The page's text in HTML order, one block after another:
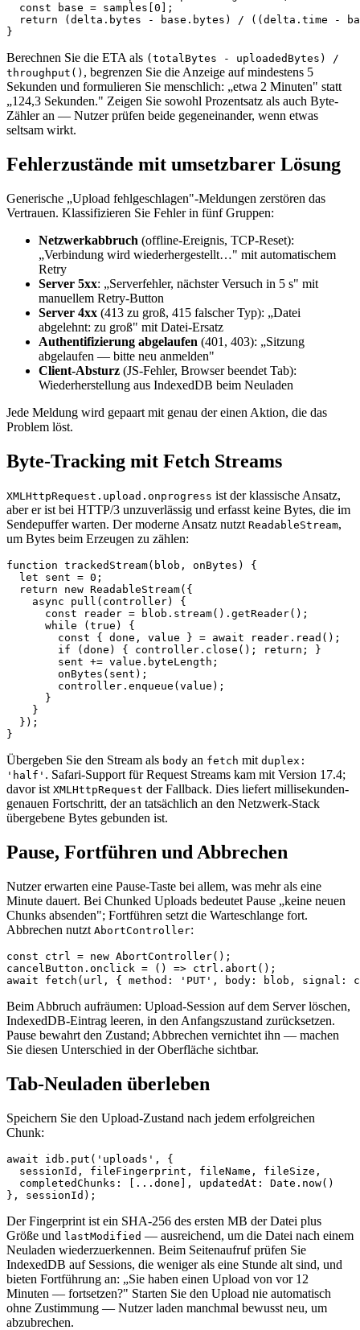
  const base = samples[0];
return (delta.bytes - base.bytes) / ((delta.time -
Berechnen Sie die ETA als (totalBytes - uploadedBytes) /
throughput() , begrenzen Sie die Anzeige auf mindestens 5
Sekunden und formulieren Sie menschlich: „etwa 2 Minuten" statt
„124,3 Sekunden." Zeigen Sie sowohl Prozentsatz als auch Byte-
Zähler an — Nutzer prüfen beide gegeneinander, wenn etwas
seltsam wirkt.
Fehlerzustände mit umsetzbarer Lösung
Generische „Upload fehlgeschlagen"-Meldungen zerstören das
Vertrauen. Klassifizieren Sie Fehler in fünf Gruppen:
Netzwerkabbruch (offline-Ereignis, TCP-Reset):
„Verbindung wird wiederhergestellt…" mit automatischem
Retry
Server 5xx: „Serverfehler, nächster Versuch in 5 s" mit
manuellem Retry-Button
Server 4xx (413 zu groß, 415 falscher Typ): „Datei
abgelehnt: zu groß" mit Datei-Ersatz
Authentifizierung abgelaufen (401, 403): „Sitzung
abgelaufen — bitte neu anmelden"
Client-Absturz (JS-Fehler, Browser beendet Tab):
Wiederherstellung aus IndexedDB beim Neuladen
Jede Meldung wird gepaart mit genau der einen Aktion, die das
Problem löst.
Byte-Tracking mit Fetch Streams
XMLHttpRequest.upload.onprogress ist der klassische Ansatz,
aber er ist bei HTTP/3 unzuverlässig und erfasst keine Bytes, die im
Sendepuffer warten. Der moderne Ansatz nutzt ReadableStream,
um Bytes beim Erzeugen zu zählen:
function trackedStream(blob, onBytes) {
  let sent = 0;
  return new ReadableStream({
    async pull(controller) {
      const reader = blob.stream().getReader();
      while (true) {
        const { done, value } = await reader.read();
        if (done) { controller.close(); return; }
        sent += value.byteLength;
        onBytes(sent);
        controller.enqueue(value);
      }
    }
  });
Übergeben Sie den Stream als body an fetch mit duplex:
'half' . Safari-Support für Request Streams kam mit Version 17.4;
davor ist XMLHttpRequest der Fallback. Dies liefert millisekunden-
genauen Fortschritt, der an tatsächlich an den Netzwerk-Stack
übergebene Bytes gebunden ist.
Pause, Fortführen und Abbrechen
Nutzer erwarten eine Pause-Taste bei allem, was mehr als eine
Minute dauert. Bei Chunked Uploads bedeutet Pause „keine neuen
Chunks absenden"; Fortführen setzt die Warteschlange fort.
Abbrechen nutzt AbortController:
const ctrl = new AbortController();
cancelButton.onclick = () => ctrl.abort();
Beim Abbruch aufräumen: Upload-Session auf dem Server löschen,
IndexedDB-Eintrag leeren, in den Anfangszustand zurücksetzen.
Pause bewahrt den Zustand; Abbrechen vernichtet ihn — machen
Sie diesen Unterschied in der Oberfläche sichtbar.
Tab-Neuladen überleben
Speichern Sie den Upload-Zustand nach jedem erfolgreichen
Chunk:
await idb.put('uploads', {
  sessionId, fileFingerprint, fileName, fileSize,
  completedChunks: [...done], updatedAt: Date.now()
Der Fingerprint ist ein SHA-256 des ersten MB der Datei plus
Größe und lastModified — ausreichend, um die Datei nach einem
Neuladen wiederzuerkennen. Beim Seitenaufruf prüfen Sie
IndexedDB auf Sessions, die weniger als eine Stunde alt sind, und
bieten Fortführung an: „Sie haben einen Upload von vor 12
Minuten — fortsetzen?" Starten Sie den Upload nie automatisch
ohne Zustimmung — Nutzer laden manchmal bewusst neu, um
abzubrechen.